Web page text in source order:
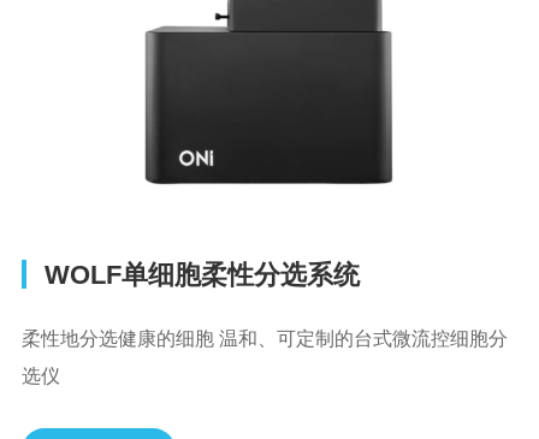
WOLF单细胞柔性分选系统
柔性地分选健康的细胞 温和、可定制的台式微流控细胞分
选仪